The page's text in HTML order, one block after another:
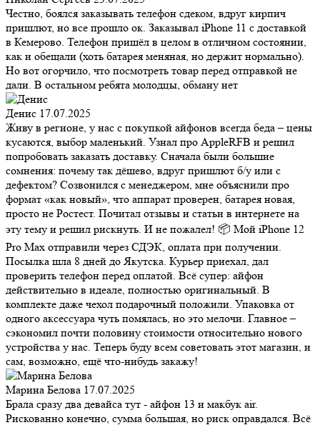
Честно, боялся заказывать телефон сдеком, вдруг кирпич
пришлют, но все прошло ок. Заказывал iPhone 11 с доставкой
в Кемерово. Телефон пришёл в целом в отличном состоянии,
как и обещали (хоть батарея меняная, но держит нормально).
Но вот огорчило, что посмотреть товар перед отправкой не
дали. В остальном ребята молодцы, обману нет
Денис 17.07.2025
Живу в регионе, у нас с покупкой айфонов всегда беда – цены
кусаются, выбор маленький. Узнал про AppleRFB и решил
попробовать заказать доставку. Сначала были большие
сомнения: почему так дёшево, вдруг пришлют б/у или с
дефектом? Созвонился с менеджером, мне объяснили про
формат «как новый», что аппарат проверен, батарея новая,
просто не Ростест. Почитал отзывы и статьи в интернете на
эту тему и решил рискнуть. И не пожалел! 📦 Мой iPhone 12
Pro Max отправили через СДЭК, оплата при получении.
Посылка шла 8 дней до Якутска. Курьер приехал, дал
проверить телефон перед оплатой. Всё супер: айфон
действительно в идеале, полностью оригинальный. В
комплекте даже чехол подарочный положили. Упаковка от
одного аксессуара чуть помялась, но это мелочи. Главное –
сэкономил почти половину стоимости относительно нового
устройства у нас. Теперь буду всем советовать этот магазин, и
сам, возможно, ещё что-нибудь закажу!
Марина Белова 17.07.2025
Брала сразу два девайса тут - айфон 13 и макбук air.
Рискованно конечно, сумма большая, но риск оправдался. Всё